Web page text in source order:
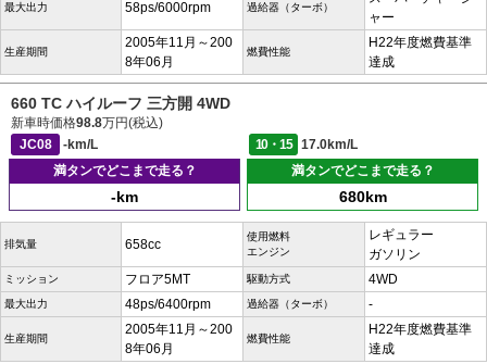
最大出力 58ps/6000rpm 過給器（ターボ）
ャー
生産期間
2005年11月～200
8年06月
燃費性能
H22年度燃費基準
達成
660 TC ハイルーフ 三方開 4WD
新車時価格98.8万円(税込)
JC08
-km/L 10・15
17.0km/L
満タンでどこまで走る？
-km
満タンでどこまで走る？
680km
排気量 658cc
使用燃料
エンジン
レギュラー
ガソリン
ミッション フロア5MT 駆動方式 4WD
最大出力 48ps/6400rpm 過給器（ターボ） -
生産期間
2005年11月～200
8年06月
燃費性能
H22年度燃費基準
達成